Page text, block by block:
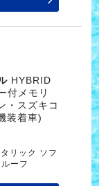
HYBRID
付メモリ
・スズキコ
装着車)
リック ソフ
ーフ